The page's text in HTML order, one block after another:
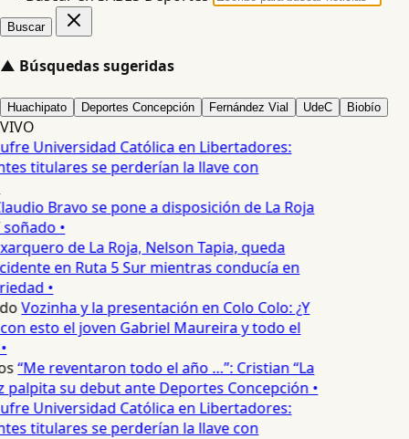
Buscar
▲ Búsquedas sugeridas
Huachipato Deportes Concepción Fernández Vial UdeC Biobío
VIVO
Universidad Católica en Libertadores:
titulares se perderían la llave con
Bravo se pone a disposición de La Roja
•
de La Roja, Nelson Tapia, queda
en Ruta 5 Sur mientras conducía en
•
Vozinha y la presentación en Colo Colo: ¿Y
esto el joven Gabriel Maureira y todo el
“Me reventaron todo el año …”: Cristian “La
palpita su debut ante Deportes Concepción •
Universidad Católica en Libertadores:
titulares se perderían la llave con